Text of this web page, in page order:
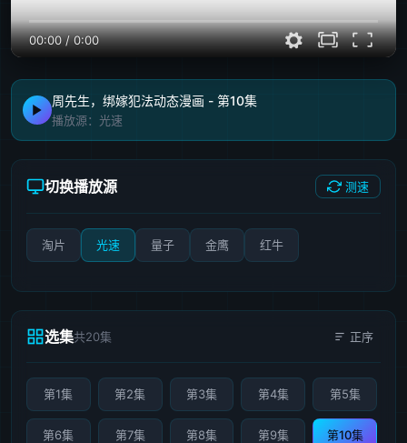
00:00/0:00
周先生，绑嫁犯法动态漫画 - 第10集
播放源：光速
切换播放源 测速
淘片 光速 量子 金鹰 红牛
选集共20集 正序
第1集 第2集 第3集 第4集 第5集
第6集 第7集 第8集 第9集 第10集